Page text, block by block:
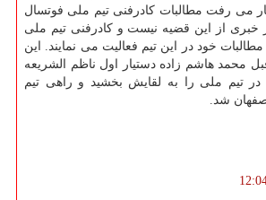
می رفت مطالبات کادرفنی تیم ملی فوتسال
خبری از این قضیه نیست و کادرفنی تیم ملی
خود در این تیم فعالیت می نمایند. این
محمد هاشم زاده دستیار اول ناظم الشریعه
در تیم ملی را به لقایش بخشید و راهی تیم
شد.